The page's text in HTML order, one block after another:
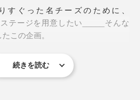
どをテーブルで切り分けられるの
つわずらわしさもナシ。ホストも会
、リラックスして楽しめます。
すぐった名チーズのために、
ステージを用意したい_____そんな
この企画。
続きを読む